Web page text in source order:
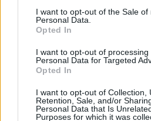
I want to opt-out of the Sale of
Personal Data.
Opted In
I want to opt-out of processing
Personal Data for Targeted
Opted In
I want to opt-out of Collection,
Retention, Sale, and/or
Personal Data that Is
Purposes for which it was
Herunder får man et
solformørkelsen rammer
Nordjylland.
NORDJYLLAND: De
redningsberedskaber i
Det viser
Redningsberedskabet i tal
Nordjylland er den region,